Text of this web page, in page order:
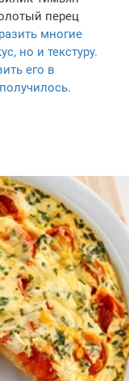
перец
многие
но и текстуру.
его в